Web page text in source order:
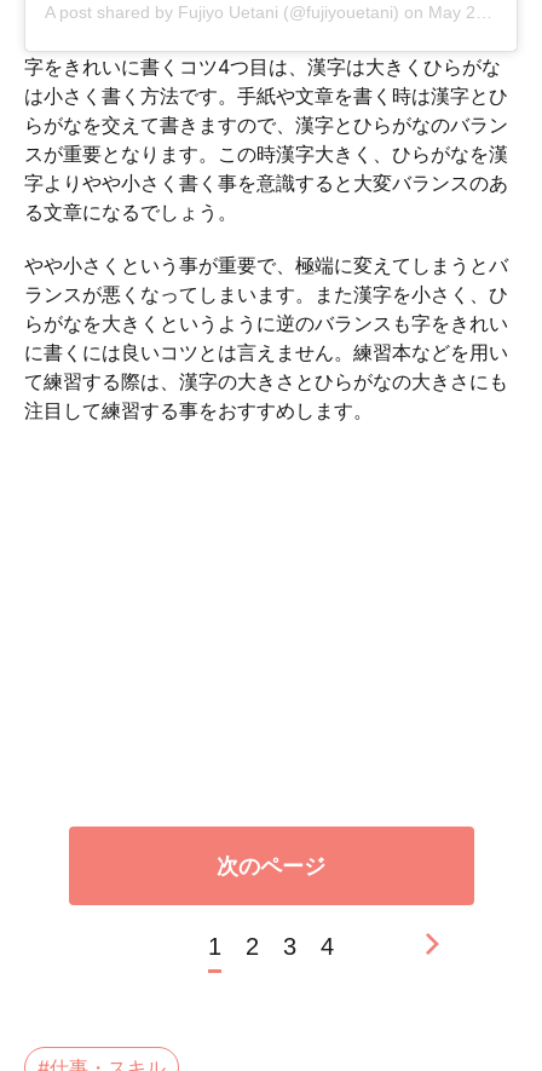
A post shared by Fujiyo Uetani (@fujiyouetani) on May 24, 2018 at 2:55pm PDT
字をきれいに書くコツ4つ目は、漢字は大きくひらがな
は小さく書く方法です。手紙や文章を書く時は漢字とひ
らがなを交えて書きますので、漢字とひらがなのバラン
スが重要となります。この時漢字大きく、ひらがなを漢
字よりやや小さく書く事を意識すると大変バランスのあ
る文章になるでしょう。
やや小さくという事が重要で、極端に変えてしまうとバ
ランスが悪くなってしまいます。また漢字を小さく、ひ
らがなを大きくというように逆のバランスも字をきれい
に書くには良いコツとは言えません。練習本などを用い
て練習する際は、漢字の大きさとひらがなの大きさにも
注目して練習する事をおすすめします。
次のページ
1 2 3 4